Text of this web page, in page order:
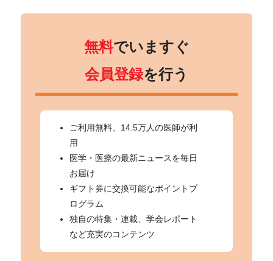
無料でいますぐ
会員登録を行う
ご利用無料、14.5万人の医師が利
用
医学・医療の最新ニュースを毎日
お届け
ギフト券に交換可能なポイントプ
ログラム
独自の特集・連載、学会レポート
など充実のコンテンツ